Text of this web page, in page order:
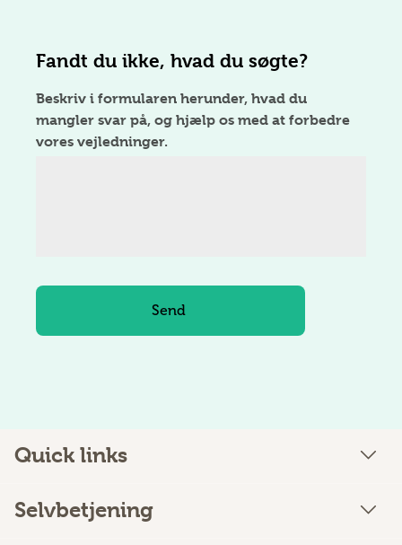
Fandt du ikke, hvad du søgte?
Beskriv i formularen herunder, hvad du
mangler svar på, og hjælp os med at forbedre
vores vejledninger.
Quick links
Selvbetjening